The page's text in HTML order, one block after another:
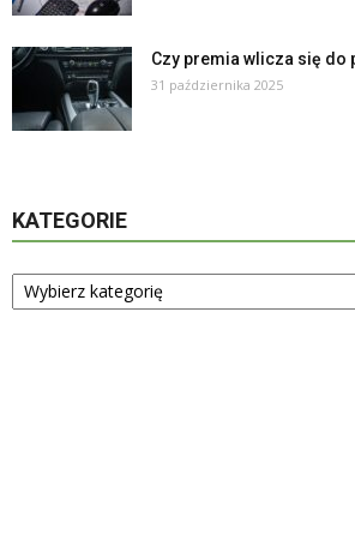
Czy premia wlicza się do
31 października 2025
KATEGORIE
Kategorie